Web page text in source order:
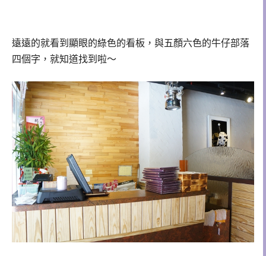
遠遠的就看到顯眼的綠色的看板，與五顏六色的牛仔部落
四個字，就知道找到啦～